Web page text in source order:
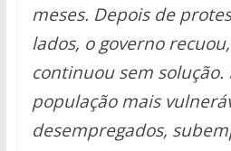
meses. Depois de
lados, o governo
continuou sem solução.
população mais
desempregados,